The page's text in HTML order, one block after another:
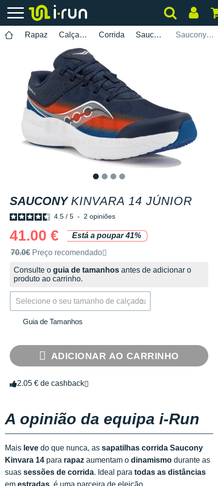
Rapaz Calçados Corrida Saucony Saucony Kinvara 14 Júnior
SAUCONY KINVARA 14 JÚNIOR
4.5 / 5 - 2 opiniões
41.00 €
Está a poupar 41%
Preço de venda recomendado pela marca
70.0€ Preço recomendado
Consulte o guia de tamanhos antes de adicionar o
produto ao carrinho.
Selecione o seu tamanho de calçado.
Guia de Tamanhos
ADICIONAR AO CARRINHO
2.05 € de cashback
A opinião da equipa i-Run
Mais leve do que nunca, as sapatilhas corrida Saucony
Kinvara 14 para rapaz aumentam o dinamismo durante as
suas sessões de corrida. Ideal para todas as distâncias
em estradas, é uma parceira de eleição.